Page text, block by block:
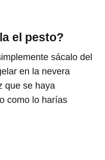
el pesto?
sácalo del
en la nevera
que se haya
como lo harías